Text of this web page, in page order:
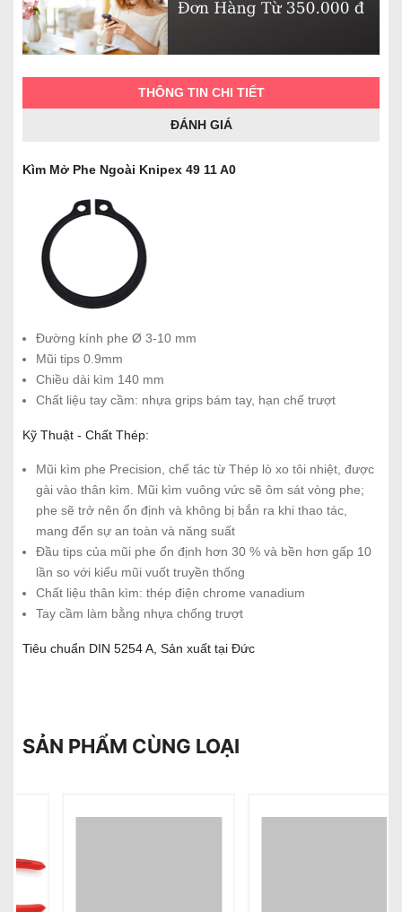
THÔNG TIN CHI TIẾT
ĐÁNH GIÁ
Kìm Mở Phe Ngoài Knipex 49 11 A0
Đường kính phe Ø 3-10 mm
Mũi tips 0.9mm
Chiều dài kìm 140 mm
Chất liệu tay cầm: nhựa grips bám tay, hạn chế trượt
Kỹ Thuật - Chất Thép:
Mũi kìm phe Precision, chế tác từ Thép lò xo tôi nhiệt, được
gài vào thân kìm. Mũi kìm vuông vức sẽ ôm sát vòng phe;
phe sẽ trở nên ổn định và không bị bắn ra khi thao tác,
mang đến sự an toàn và năng suất
Đầu tips của mũi phe ổn định hơn 30 % và bền hơn gấp 10
lần so với kiểu mũi vuốt truyền thống
Chất liệu thân kìm: thép điện chrome vanadium
Tay cầm làm bằng nhựa chống trượt
Tiêu chuẩn DIN 5254 A, Sản xuất tại Đức
SẢN PHẨM CÙNG LOẠI